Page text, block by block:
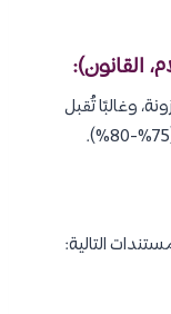
وغالبًا تُقبل
التالية: